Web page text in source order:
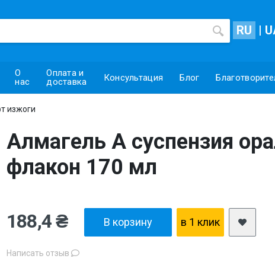
RU |
О
нас
Оплата и
доставка
Консультация Блог
изжоги
Алмагель А суспензия
флакон 170 мл
Написать отзыв
188,4 ₴ В корзину в 1 клик